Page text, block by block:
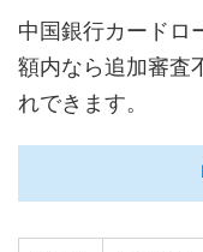
中国銀行カードロ
額内なら追加審査
れできます。